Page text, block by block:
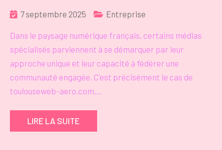
7 septembre 2025 Entreprise
Dans le paysage numérique français, certains médias
spécialisés parviennent à se démarquer par leur
approche unique et leur capacité à fédérer une
communauté engagée. C'est précisément le cas de
toulouseweb-aero.com,…
LIRE LA SUITE